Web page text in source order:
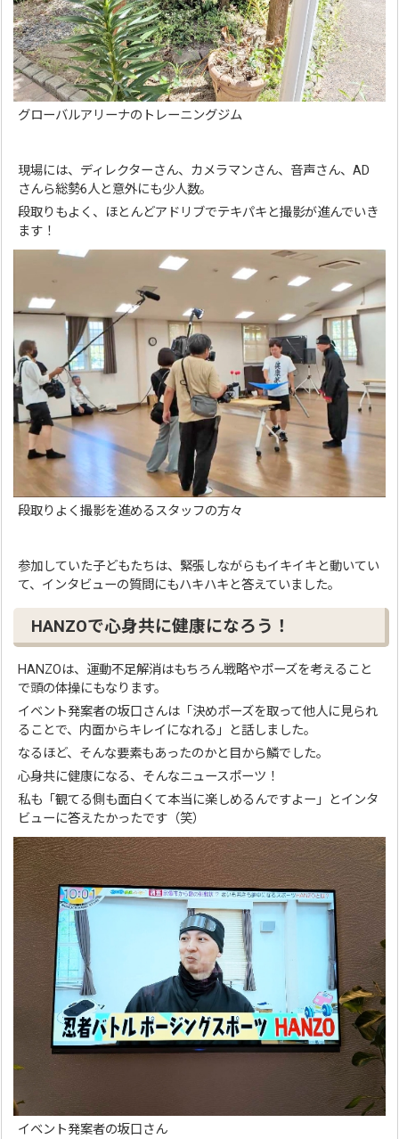
グローバルアリーナのトレーニングジム
現場には、ディレクターさん、カメラマンさん、音声さん、AD
さんら総勢6人と意外にも少人数。
段取りもよく、ほとんどアドリブでテキパキと撮影が進んでいき
ます！
段取りよく撮影を進めるスタッフの方々
参加していた子どもたちは、緊張しながらもイキイキと動いてい
て、インタビューの質問にもハキハキと答えていました。
HANZOで心身共に健康になろう！
HANZOは、運動不足解消はもちろん戦略やポーズを考えること
で頭の体操にもなります。
イベント発案者の坂口さんは「決めポーズを取って他人に見られ
ることで、内面からキレイになれる」と話しました。
なるほど、そんな要素もあったのかと目から鱗でした。
心身共に健康になる、そんなニュースポーツ！
私も「観てる側も面白くて本当に楽しめるんですよー」とインタ
ビューに答えたかったです（笑）
イベント発案者の坂口さん